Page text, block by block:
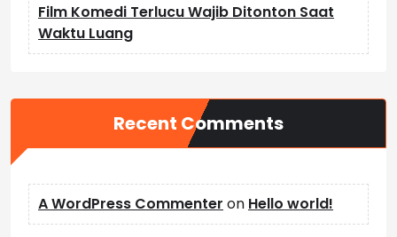
Film Komedi Terlucu Wajib Ditonton Saat
Waktu Luang
Recent Comments
A WordPress Commenter on Hello world!